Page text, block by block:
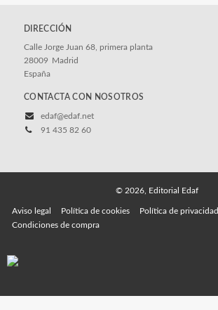
DIRECCIÓN
Calle Jorge Juan 68, primera planta
28009 Madrid
España
CONTACTA CON NOSOTROS
edaf@edaf.net
91 435 82 60
© 2026, Editorial Edaf
Aviso legal Política de cookies
Política de privacidad
Condiciones de compra